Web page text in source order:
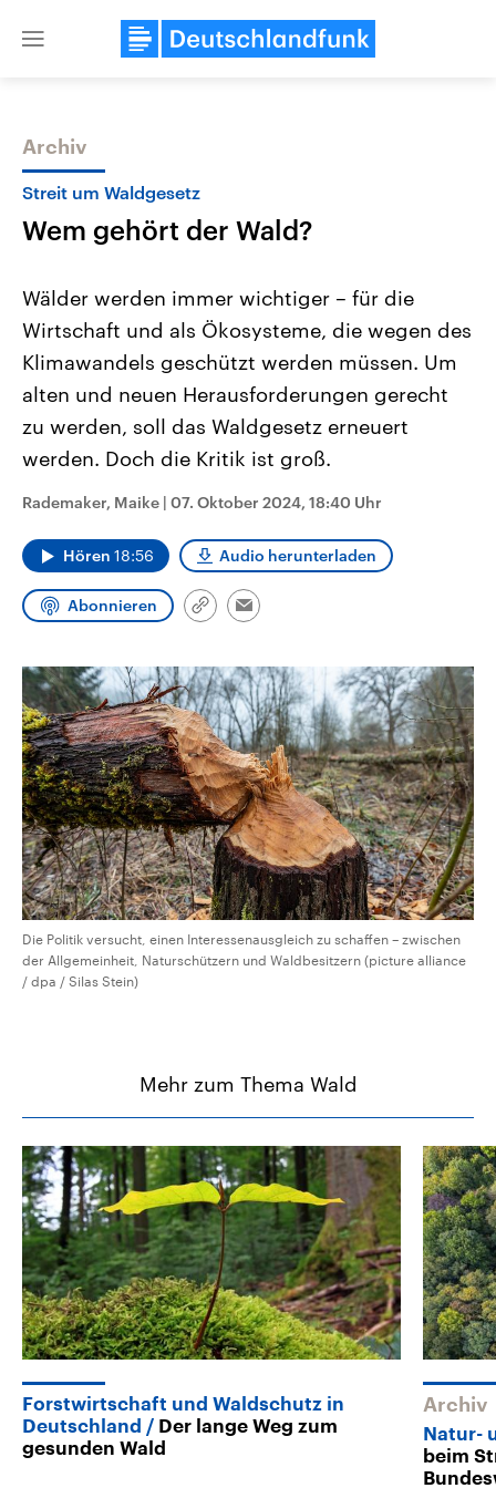
Close
Themen
Landtagswahl Sachsen-Anhalt
2026
Alle Informationen
Sachsen-Anhalt wählt am 6.
September 2026 einen neuen
Bundesland von einer Koalition aus
CDU, SPD und FDP regiert.-
Wahlprogramme, aktuelle Berichte
und Hintergründe zu den Parteien
Wahl.
Aktuelle Beiträge,
Hintergründe
Wirtschaftlich und
gehören die Vereinigten
mit großem Einfluss auf
aktuelle Weltgeschehen.
Sendungen Programm Podcasts
Audio-Archiv
Archiv
Streit um Waldgesetz
Wem gehört der Wald?
Wälder werden immer wichtiger – für die
Wirtschaft und als Ökosysteme, die wegen des
Klimawandels geschützt werden müssen. Um
alten und neuen Herausforderungen gerecht
zu werden, soll das Waldgesetz erneuert
werden. Doch die Kritik ist groß.
Rademaker, Maike | 07. Oktober 2024, 18:40 Uhr
Hören 18:56 Audio herunterladen
Abonnieren
Link
Email
Die Politik versucht, einen Interessenausgleich zu schaffen – zwischen
der Allgemeinheit, Naturschützern und Waldbesitzern (picture alliance
/ dpa / Silas Stein)
Mehr zum Thema Wald
Forstwirtschaft und Waldschutz in
Deutschland
Der lange Weg zum
gesunden Wald
Archiv
Natur-
beim